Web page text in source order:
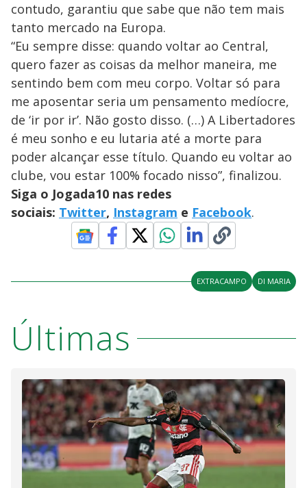
contudo, garantiu que sabe que não tem mais
tanto mercado na Europa.
“Eu sempre disse: quando voltar ao Central,
quero fazer as coisas da melhor maneira, me
sentindo bem com meu corpo. Voltar só para
me aposentar seria um pensamento medíocre,
de ‘ir por ir’. Não gosto disso. (…) A Libertadores
é meu sonho e eu lutaria até a morte para
poder alcançar esse título. Quando eu voltar ao
clube, vou estar 100% focado nisso”, finalizou.
Siga o Jogada10 nas redes
sociais: Twitter, Instagram e Facebook.
EXTRACAMPO DI MARIA
Últimas